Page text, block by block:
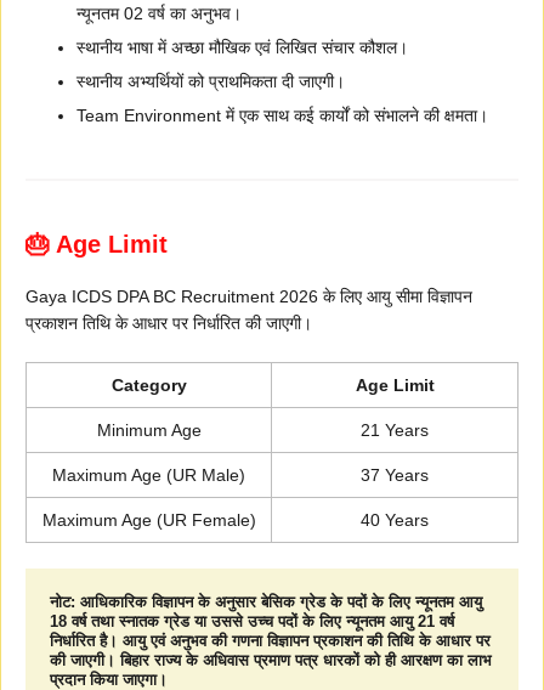
न्यूनतम 02 वर्ष का अनुभव।
स्थानीय भाषा में अच्छा मौखिक एवं लिखित संचार कौशल।
स्थानीय अभ्यर्थियों को प्राथमिकता दी जाएगी।
Team Environment में एक साथ कई कार्यों को संभालने की क्षमता।
🎂 Age Limit
Gaya ICDS DPA BC Recruitment 2026 के लिए आयु सीमा विज्ञापन
प्रकाशन तिथि के आधार पर निर्धारित की जाएगी।
Category Age Limit
Minimum Age 21 Years
Maximum Age (UR Male) 37 Years
Maximum Age (UR Female) 40 Years
नोट: आधिकारिक विज्ञापन के अनुसार बेसिक ग्रेड के पदों के लिए न्यूनतम आयु
18 वर्ष तथा स्नातक ग्रेड या उससे उच्च पदों के लिए न्यूनतम आयु 21 वर्ष
निर्धारित है। आयु एवं अनुभव की गणना विज्ञापन प्रकाशन की तिथि के आधार पर
की जाएगी। बिहार राज्य के अधिवास प्रमाण पत्र धारकों को ही आरक्षण का लाभ
प्रदान किया जाएगा।